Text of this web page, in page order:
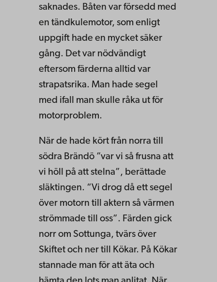
saknades. Båten var försedd med
en tändkulemotor, som enligt
uppgift hade en mycket säker
gång. Det var nödvändigt
eftersom färderna alltid var
strapatsrika. Man hade segel
med ifall man skulle råka ut för
motorproblem.
När de hade kört från norra till
södra Brändö ”var vi så frusna att
vi höll på att stelna”, berättade
släktingen. “Vi drog då ett segel
över motorn till aktern så värmen
strömmade till oss”. Färden gick
norr om Sottunga, tvärs över
Skiftet och ner till Kökar. På Kökar
stannade man för att äta och